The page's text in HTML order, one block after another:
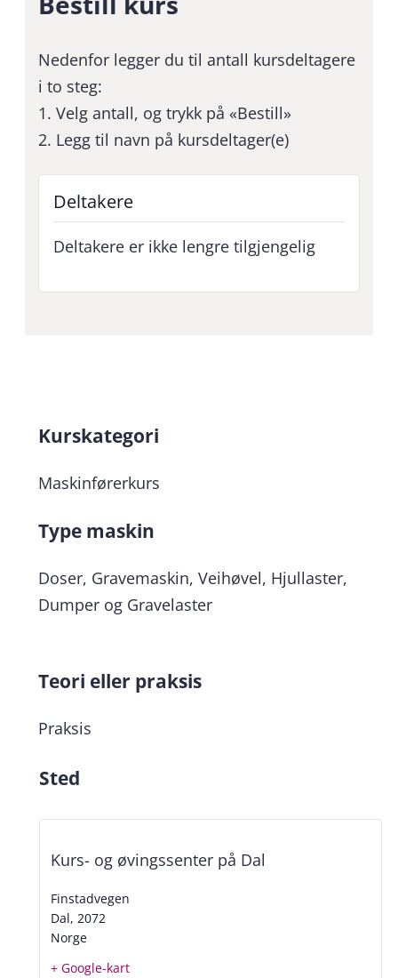
Nedenfor legger du til antall kursdeltagere
i to steg:
1. Velg antall, og trykk på «Bestill»
2. Legg til navn på kursdeltager(e)
Deltakere
Deltakere er ikke lengre tilgjengelig
Kurskategori
Maskinførerkurs
Type maskin
Doser, Gravemaskin, Veihøvel, Hjullaster,
Dumper og Gravelaster
Teori eller praksis
Praksis
Sted
Kurs- og øvingssenter på Dal
Finstadvegen
Dal, 2072
Norge
+ Google-kart